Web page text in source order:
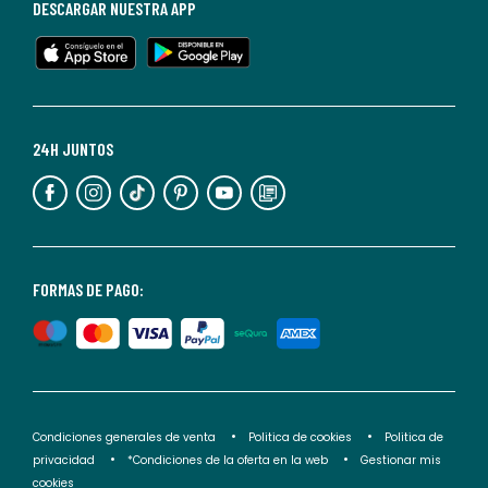
en
cualquier
Para
información,
puedes
nuestra
de
privacidad</2>.
FORMAS DE PAGO:
24H JUNTOS
DESCARGAR NUESTRA APP
Condiciones generales de venta Politica de cookies
Politica de
privacidad
*Condiciones de la oferta en la web
Gestionar mis
cookies